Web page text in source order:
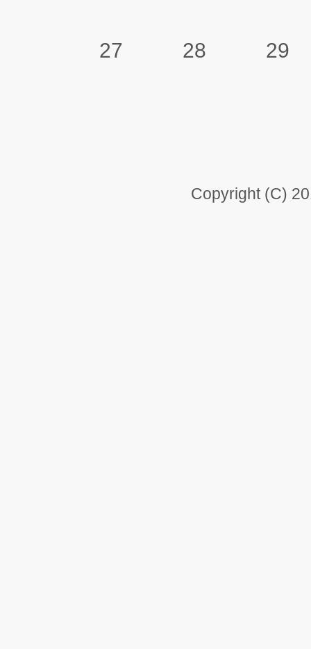
27 28 29
Copyright (C)